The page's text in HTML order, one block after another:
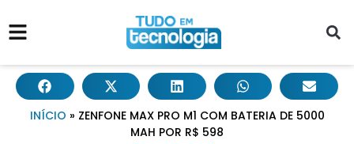
INÍCIO » ZENFONE MAX PRO M1 COM BATERIA DE 5000
MAH POR R$ 598